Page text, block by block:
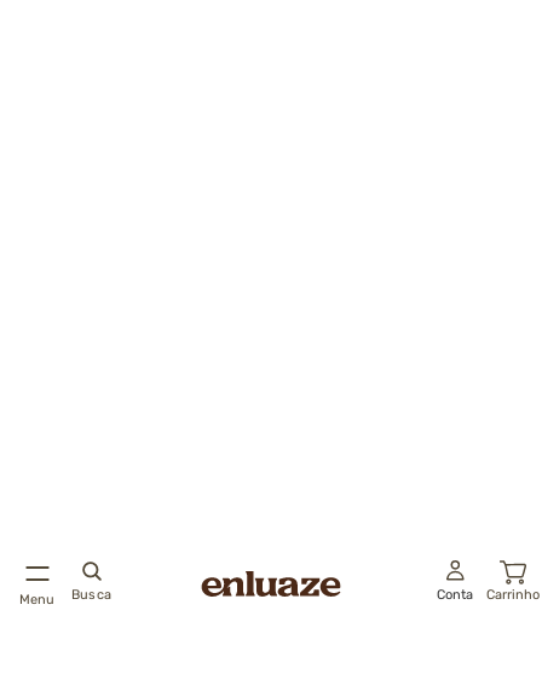
Menu Busca Conta Carrinho